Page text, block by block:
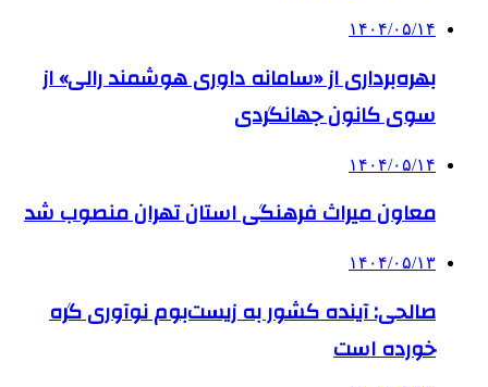
۱۴۰۴/۰۵/۱۴
بهره‌برداری از «سامانه داوری هوشمند رالی» از
سوی کانون جهانگردی
۱۴۰۴/۰۵/۱۴
معاون میراث فرهنگی استان تهران منصوب شد
۱۴۰۴/۰۵/۱۳
صالحی: آینده کشور به زیست‌بوم نوآوری گره
خورده است